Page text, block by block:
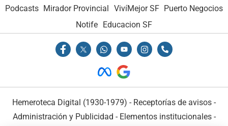
Podcasts Mirador Provincial VivíMejor SF Puerto Negocios
Notife Educacion SF
Hemeroteca Digital (1930-1979) - Receptorías de avisos -
Administración y Publicidad - Elementos institucionales-